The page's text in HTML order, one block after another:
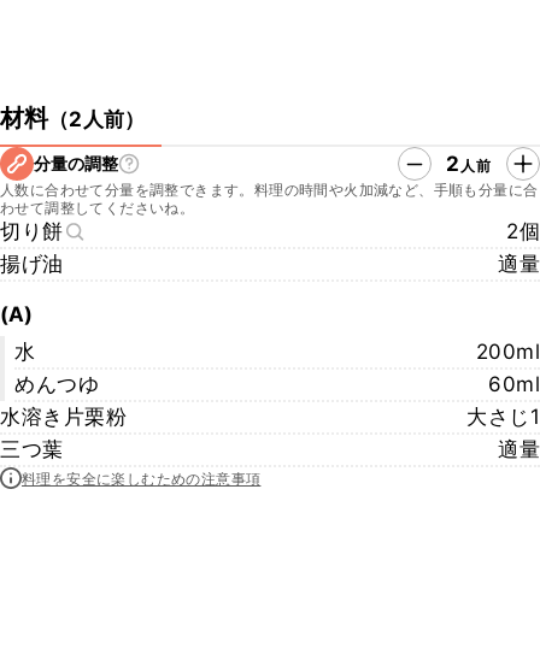
材料（2人前）
分量の調整 2 人前
人数に合わせて分量を調整できます。料理の時間や火加減など、手順も分量に合
わせて調整してくださいね。
切り餅
2個
揚げ油
適量
(A)
水
200ml
めんつゆ
60ml
水溶き片栗粉
大さじ1
三つ葉
適量
料理を安全に楽しむための注意事項